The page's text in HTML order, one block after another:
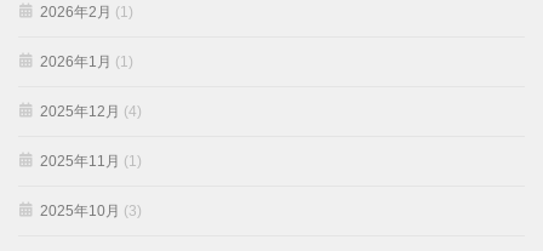
2026年2月 (1)
2026年1月 (1)
2025年12月 (4)
2025年11月 (1)
2025年10月 (3)